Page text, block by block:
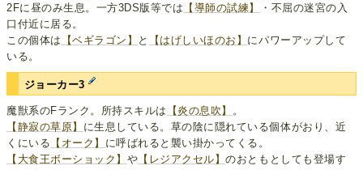
2Fに昼のみ生息。一方3DS版等では 【導師の試練】
・不屈の迷宮の入
口付近に居る。
この個体は
【ベギラゴン】 と 【はげしいほのお】 にパワーアップして
いる。
ジョーカー3
魔獣系のFランク。所持スキルは 【炎の息吹】 。
【静寂の草原】 に生息している。草の陰に隠れている個体がおり、近
くにいる 【オーク】 に呼ばれると襲い掛かってくる。
【大食王ボーショック】 や 【レジアクセル】のおともとしても登場す